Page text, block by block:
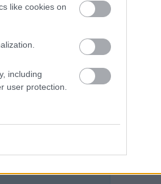
like cookies on
including
user protection.